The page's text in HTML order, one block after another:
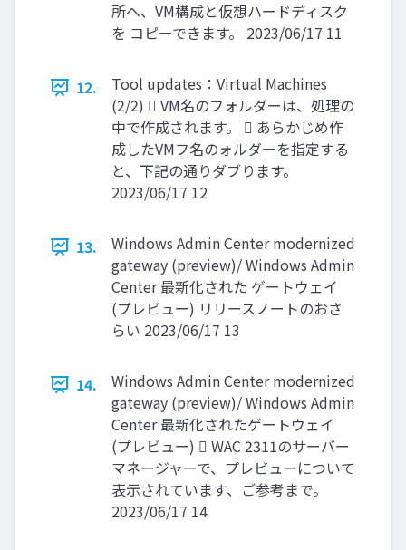
所へ、VM構成と仮想ハードディスク
を コピーできます。 2023/06/17 11
12.
Tool updates：Virtual Machines
(2/2)  VM名のフォルダーは、処理の
中で作成されます。  あらかじめ作
成したVMフ名のォルダーを指定する
と、下記の通りダブります。
2023/06/17 12
13.
Windows Admin Center modernized
gateway (preview)/ Windows Admin
Center 最新化された ゲートウェイ
(プレビュー) リリースノートのおさ
らい 2023/06/17 13
14.
Windows Admin Center modernized
gateway (preview)/ Windows Admin
Center 最新化されたゲートウェイ
(プレビュー)  WAC 2311のサーバー
マネージャーで、プレビューについて
表示されています、ご参考まで。
2023/06/17 14